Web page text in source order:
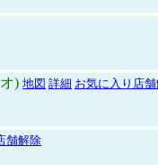
) 地図 詳細 お気に入り店
舗解除